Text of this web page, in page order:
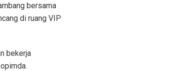
bersama
di ruang VIP
bekerja